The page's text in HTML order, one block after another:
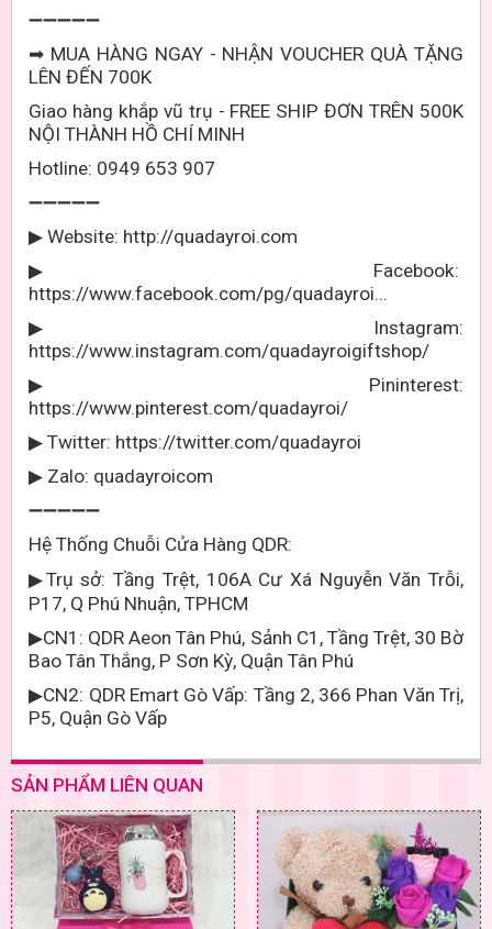
➖➖➖➖➖
➡ MUA HÀNG NGAY - NHẬN VOUCHER QUÀ TẶNG
LÊN ĐẾN 700K
Giao hàng khắp vũ trụ - FREE SHIP ĐƠN TRÊN 500K
NỘI THÀNH HỒ CHÍ MINH
Hotline: 0949 653 907
➖➖➖➖➖
▶ Website: http://quadayroi.com
▶
Facebook:
https://www.facebook.com/pg/quadayroi...
▶
Instagram:
https://www.instagram.com/quadayroigiftshop/
▶
Pininterest:
https://www.pinterest.com/quadayroi/
▶ Twitter: https://twitter.com/quadayroi
▶ Zalo: quadayroicom
➖➖➖➖➖
Hệ Thống Chuỗi Cửa Hàng QDR:
▶Trụ sở:Tầng Trệt, 106A Cư Xá Nguyễn Văn Trỗi,
P17, Q Phú Nhuận, TPHCM
▶CN1: QDR Aeon Tân Phú, Sảnh C1, Tầng Trệt, 30 Bờ
Bao Tân Thắng, P Sơn Kỳ, Quận Tân Phú
▶CN2: QDR Emart Gò Vấp: Tầng 2, 366 Phan Văn Trị,
P5, Quận Gò Vấp
SẢN PHẨM LIÊN QUAN